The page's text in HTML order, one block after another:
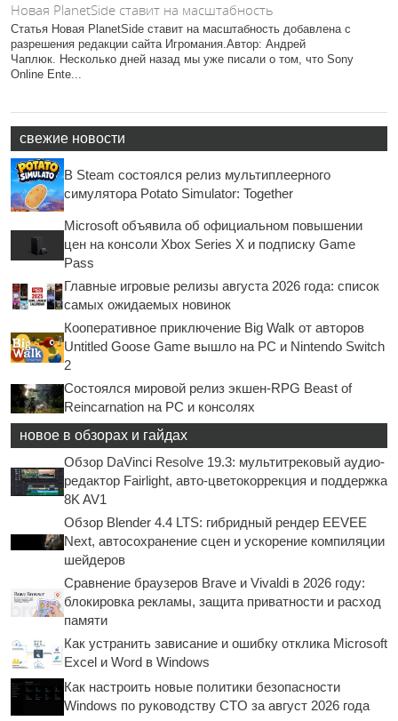
Новая PlanetSide ставит на масштабность
Статья Новая PlanetSide ставит на масштабность добавлена с
разрешения редакции сайта Игромания.Автор: Андрей
Чаплюк. Несколько дней назад мы уже писали о том, что Sony
Online Ente...
свежие новости
В Steam состоялся релиз мультиплеерного
симулятора Potato Simulator: Together
Microsoft объявила об официальном повышении
цен на консоли Xbox Series X и подписку Game
Pass
Главные игровые релизы августа 2026 года: список
самых ожидаемых новинок
Кооперативное приключение Big Walk от авторов
Untitled Goose Game вышло на PC и Nintendo Switch
2
Состоялся мировой релиз экшен-RPG Beast of
Reincarnation на PC и консолях
новое в обзорах и гайдах
Обзор DaVinci Resolve 19.3: мультитрековый аудио-
редактор Fairlight, авто-цветокоррекция и поддержка
8K AV1
Обзор Blender 4.4 LTS: гибридный рендер EEVEE
Next, автосохранение сцен и ускорение компиляции
шейдеров
Сравнение браузеров Brave и Vivaldi в 2026 году:
блокировка рекламы, защита приватности и расход
памяти
Как устранить зависание и ошибку отклика Microsoft
Excel и Word в Windows
Как настроить новые политики безопасности
Windows по руководству CTO за август 2026 года